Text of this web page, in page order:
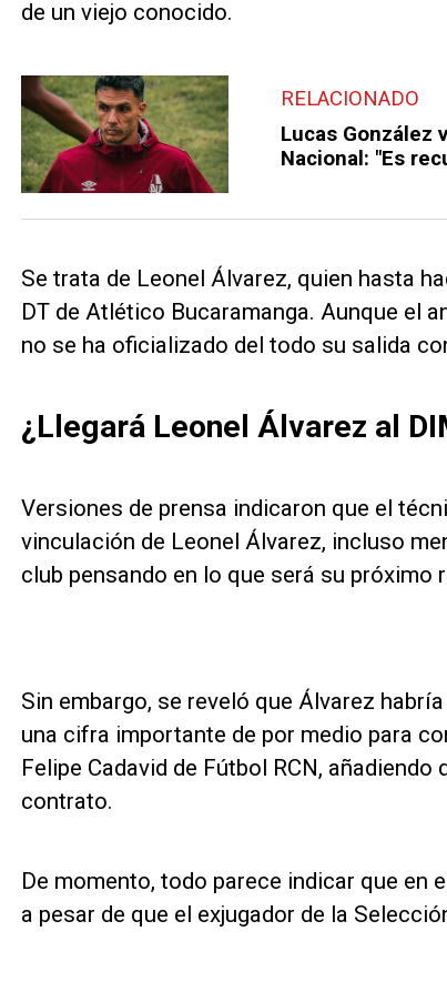
de un viejo conocido.
RELACIONADO
Lucas González
Nacional: "Es
Se trata de Leonel Álvarez, quien hasta
DT de Atlético Bucaramanga. Aunque el
no se ha oficializado del todo su salida
¿Llegará Leonel Álvarez al
Versiones de prensa indicaron que el
vinculación de Leonel Álvarez, incluso
club pensando en lo que será su próximo
Sin embargo, se reveló que Álvarez
una cifra importante de por medio para
Felipe Cadavid de Fútbol RCN,
contrato.
De momento, todo parece indicar que
a pesar de que el exjugador de la